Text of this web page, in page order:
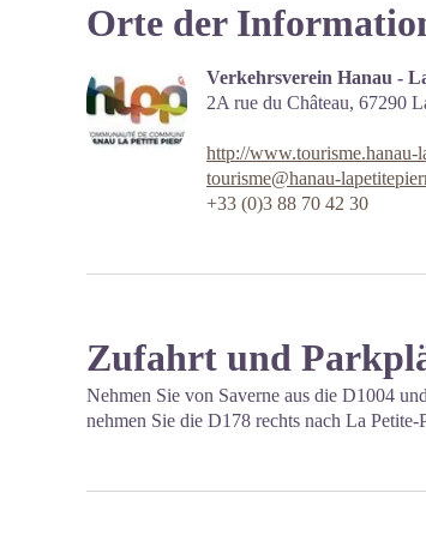
Orte der
Verkehrsverein Hanau -
2A rue du Château, 67290
http://www.tourisme.hanau-
tourisme@hanau-
+33 (0)3 88 70 42 30
Zufahrt und
Nehmen Sie von Saverne aus die D1004
nehmen Sie die D178 rechts nach La Petite-